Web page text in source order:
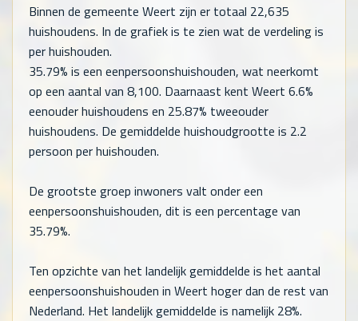
Binnen de gemeente Weert zijn er totaal 22,635
huishoudens. In de grafiek is te zien wat de verdeling is
per huishouden.
35.79% is een eenpersoonshuishouden, wat neerkomt
op een aantal van 8,100. Daarnaast kent Weert 6.6%
eenouder huishoudens en 25.87% tweeouder
huishoudens. De gemiddelde huishoudgrootte is 2.2
persoon per huishouden.
De grootste groep inwoners valt onder een
eenpersoonshuishouden, dit is een percentage van
35.79%.
Ten opzichte van het landelijk gemiddelde is het aantal
eenpersoonshuishouden in Weert hoger dan de rest van
Nederland. Het landelijk gemiddelde is namelijk 28%.